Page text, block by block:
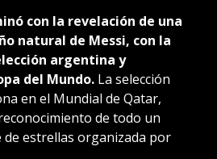
con la revelación de una
natural de Messi, con la
argentina y
del Mundo. La selección
en el Mundial de Qatar,
de todo un
de estrellas organizada por